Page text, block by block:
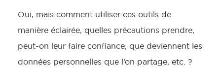
Oui, mais comment utiliser ces outils de
manière éclairée, quelles précautions prendre,
peut-on leur faire confiance, que deviennent les
données personnelles que l’on partage, etc. ?